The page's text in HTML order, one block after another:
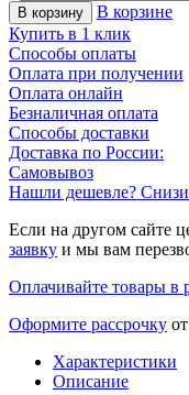
В корзину
В корзине
Купить в 1 клик
Способы оплаты
Оплата при получении
Оплата онлайн
Безналичная оплата
Способы доставки
Доставка по России:
Самовывоз
Нашли дешевле?
Если на другом сайте
заявку и мы вам
Оплачивайте товары в
Оформите рассрочку
Характеристики
Описание